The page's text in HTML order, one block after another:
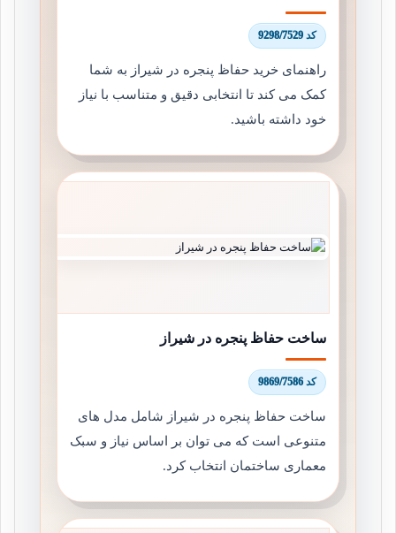
کد 9298/7529
راهنمای خرید حفاظ پنجره در شیراز به شما
کمک می کند تا انتخابی دقیق و متناسب با نیاز
خود داشته باشید.
ساخت حفاظ پنجره در شیراز
کد 9869/7586
ساخت حفاظ پنجره در شیراز شامل مدل های
متنوعی است که می توان بر اساس نیاز و سبک
معماری ساختمان انتخاب کرد.